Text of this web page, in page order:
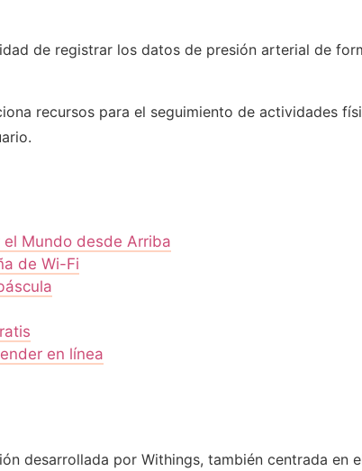
de registrar los datos de presión arterial de
recursos para el seguimiento de actividades
el Mundo desde Arriba
de Wi-Fi
en línea
desarrollada por Withings, también centrada en